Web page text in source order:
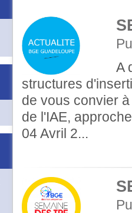
A
structures
de vous convier
de l'IAE,
04 Avril 2...